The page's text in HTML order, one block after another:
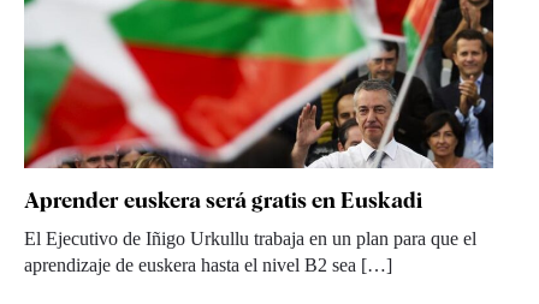
Aprender euskera será gratis en Euskadi
El Ejecutivo de Iñigo Urkullu trabaja en un plan para que el
aprendizaje de euskera hasta el nivel B2 sea […]